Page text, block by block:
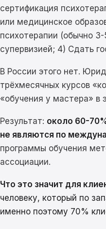
сертификация
или медицинское
психотерапии (обычно
супервизией; 4) Сдать
В России этого нет.
трёхмесячных курсов
«обучения у мастера» в
Результат: около 60-
не являются по
программы обучения
ассоциации.
Что это значит для
человеку, который по
именно поэтому 70%